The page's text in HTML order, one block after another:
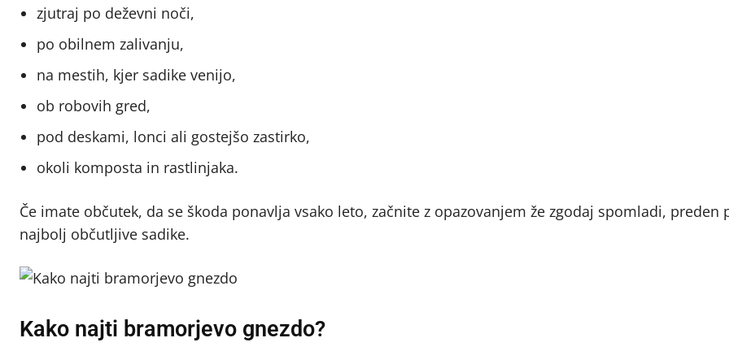
zjutraj po deževni noči,
po obilnem zalivanju,
na mestih, kjer sadike venijo,
ob robovih gred,
pod deskami, lonci ali gostejšo zastirko,
okoli komposta in rastlinjaka.
Če imate občutek, da se škoda ponavlja vsako leto, začnite z opazovanjem že zgodaj spomladi, preden
najbolj občutljive sadike.
Kako najti bramorjevo gnezdo?